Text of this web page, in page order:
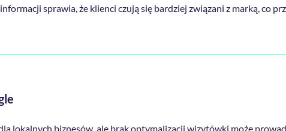
sprawia, że klienci czują się bardziej związani z marką, co
lokalnych biznesów, ale brak optymalizacji wizytówki może